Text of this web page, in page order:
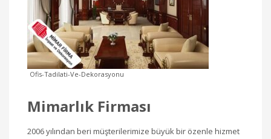
Ofis-Tadilati-Ve-Dekorasyonu
Mimarlık Firması
2006 yılından beri müşterilerimize büyük bir özenle hizmet